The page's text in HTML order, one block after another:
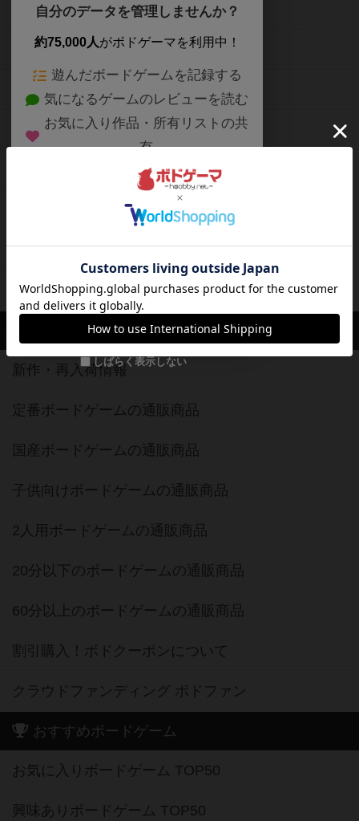
自分のデータを管理しませんか？
約75,000人がボドゲーマを利用中！
遊んだボードゲームを記録する
気になるゲームのレビューを読む
お気に入り作品・所有リストの共
有
ログイン / 会員登録（10秒）
または
メールで会員登録
しばらく表示しない
ボードゲームを検索する
ボードゲームの新着レビュー
ボードゲーム会情報
メカニクス特集
掲示板・トピックス
ボドとも・会員一覧
ボードゲーム業界コラム
ボドゲーマご利用案内
ボードゲーム通販
新作・再入荷情報
定番ボードゲームの通販商品
国産ボードゲームの通販商品
子供向けボードゲームの通販商品
2人用ボードゲームの通販商品
20分以下のボードゲームの通販商品
60分以上のボードゲームの通販商品
割引購入！ボドクーポンについて
クラウドファンディング ボドファン
おすすめボードゲーム
お気に入りボードゲーム TOP50
興味ありボードゲーム TOP50